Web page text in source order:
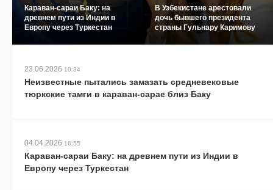
Караван-сараи Баку: на
древнем пути из Индии в
Европу через Туркестан
В Узбекистане арестовали
дочь бывшего президента
страны Гульнару Каримову
23.06.2026 10:34
Неизвестные пытались замазать средневековые
тюркские тамги в караван-сарае близ Баку
04.04.2026 16:55
Караван-сараи Баку: на древнем пути из Индии в
Европу через Туркестан